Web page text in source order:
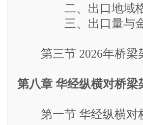
二、出口地域
三、出口量与金
第三节 2026年桥梁
第八章 华经纵横对桥
第一节 华经纵横对